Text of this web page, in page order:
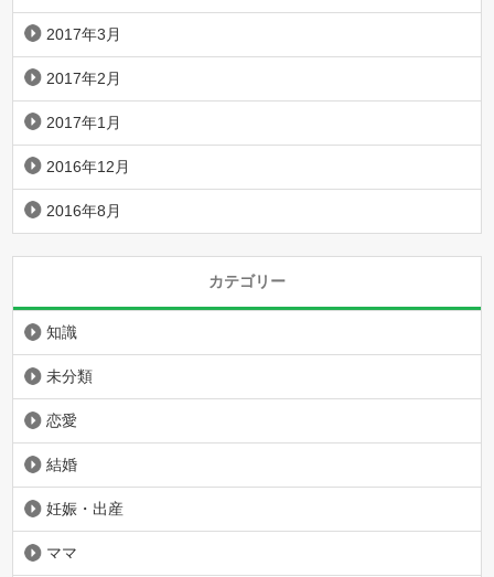
2017年3月
2017年2月
2017年1月
2016年12月
2016年8月
カテゴリー
知識
未分類
恋愛
結婚
妊娠・出産
ママ